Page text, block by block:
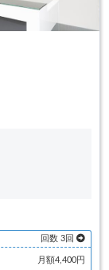
回数 3回
月額4,400円